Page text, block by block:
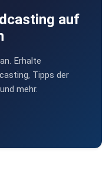
auf
Erhalte
Tipps der
mehr.